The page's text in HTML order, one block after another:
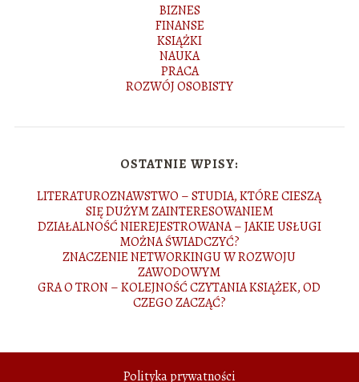
BIZNES
FINANSE
KSIĄŻKI
NAUKA
PRACA
ROZWÓJ OSOBISTY
OSTATNIE WPISY:
LITERATUROZNAWSTWO – STUDIA, KTÓRE CIESZĄ
SIĘ DUŻYM ZAINTERESOWANIEM
DZIAŁALNOŚĆ NIEREJESTROWANA – JAKIE USŁUGI
MOŻNA ŚWIADCZYĆ?
ZNACZENIE NETWORKINGU W ROZWOJU
ZAWODOWYM
GRA O TRON – KOLEJNOŚĆ CZYTANIA KSIĄŻEK, OD
CZEGO ZACZĄĆ?
Polityka prywatności